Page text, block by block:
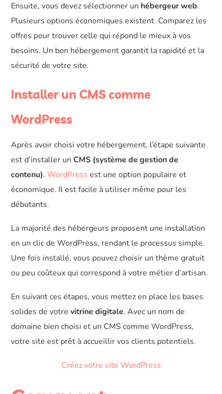
Ensuite, vous devez sélectionner un hébergeur web.
Plusieurs options économiques existent. Comparez les
offres pour trouver celle qui répond le mieux à vos
besoins. Un bon hébergement garantit la rapidité et la
sécurité de votre site.
Installer un CMS comme
WordPress
Après avoir choisi votre hébergement, l’étape suivante
est d’installer un CMS (système de gestion de
contenu).WordPress est une option populaire et
économique. Il est facile à utiliser même pour les
débutants.
La majorité des hébergeurs proposent une installation
en un clic de WordPress, rendant le processus simple.
Une fois installé, vous pouvez choisir un thème gratuit
ou peu coûteux qui correspond à votre métier d’artisan.
En suivant ces étapes, vous mettez en place les bases
solides de votrevitrine digitale. Avec un nom de
domaine bien choisi et un CMS comme WordPress,
votre site est prêt à accueillir vos clients potentiels.
Créez votre site WordPress